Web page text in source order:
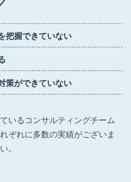
把握できていない
策ができていない
いるコンサルティングチーム
ぞれに多数の実績がございま
。